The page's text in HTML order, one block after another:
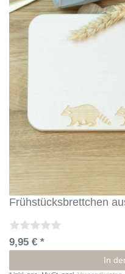
Frühstücksbrettchen
9,95 € *
In